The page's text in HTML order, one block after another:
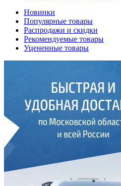
Новинки
Популярные товары
Распродажи и скидки
Рекомендуемые товары
Уцененные товары